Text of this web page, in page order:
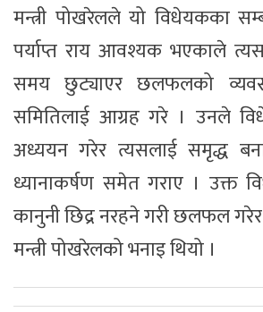
मन्त्री पोखरेलले यो विधेयकका
पर्याप्त राय आवश्यक भएकाले
समय छुट्याएर छलफलको
समितिलाई आग्रह गरे । उनले
अध्ययन गरेर त्यसलाई समृद्ध
ध्यानाकर्षण समेत गराए । उक्त
कानुनी छिद्र नरहने गरी छलफल गरेर
मन्त्री पोखरेलको भनाइ थियो ।